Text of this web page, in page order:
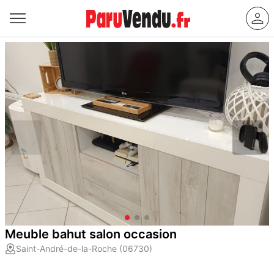
Meuble bahut salon occasion
Saint-André-de-la-Roche (06730)